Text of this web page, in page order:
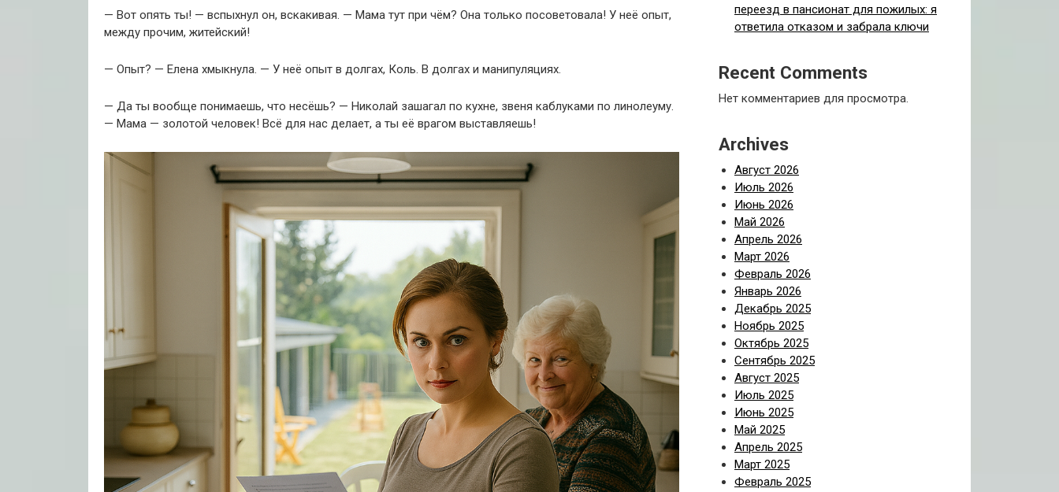
— Вот опять ты! — вспыхнул он, вскакивая. — Мама тут при чём? Она только посоветовала! У неё опыт,
между прочим, житейский!
— Опыт? — Елена хмыкнула. — У неё опыт в долгах, Коль. В долгах и манипуляциях.
— Да ты вообще понимаешь, что несёшь? — Николай зашагал по кухне, звеня каблуками по линолеуму.
— Мама — золотой человек! Всё для нас делает, а ты её врагом выставляешь!
переезд в пансионат для пожилых: я
ответила отказом и забрала ключи
Recent Comments
Нет комментариев для просмотра.
Archives
Август 2026
Июль 2026
Июнь 2026
Май 2026
Апрель 2026
Март 2026
Февраль 2026
Январь 2026
Декабрь 2025
Ноябрь 2025
Октябрь 2025
Сентябрь 2025
Август 2025
Июль 2025
Июнь 2025
Май 2025
Апрель 2025
Март 2025
Февраль 2025